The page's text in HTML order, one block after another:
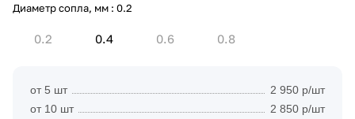
Диаметр сопла, мм : 0.2
0.2 0.4 0.6 0.8
от 5 шт
2 950 р/шт
от 10 шт
2 850 р/шт